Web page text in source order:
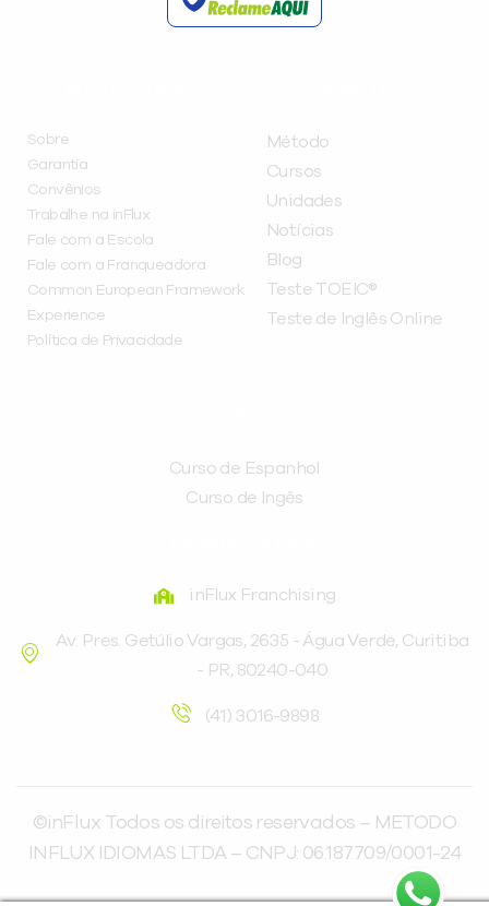
Sobre
Garantia
Convênios
Trabalhe na inFlux
Fale com a Escola
Fale com a Franqueadora
Common European Framework
Experience
Política de Privacidade
Método
Cursos
Unidades
Notícias
Blog
Teste TOEIC®
Teste de Inglês Online
Curso de Espanhol
Curso de Ingês
inFlux Franchising
Av. Pres. Getúlio Vargas, 2635 - Água Verde, Curitiba
- PR, 80240-040
(41) 3016-9898
©inFlux Todos os direitos reservados – METODO
INFLUX IDIOMAS LTDA – CNPJ: 06.187.709/0001-24